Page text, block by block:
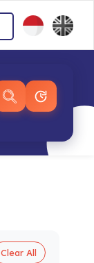
Clear All